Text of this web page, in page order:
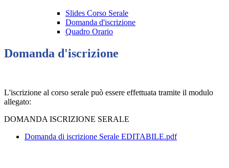
Slides Corso Serale
Domanda d'iscrizione
Quadro Orario
Domanda d'iscrizione
L'iscrizione al corso serale può essere effettuata tramite il modulo
allegato:
DOMANDA ISCRIZIONE SERALE
Domanda di iscrizione Serale EDITABILE.pdf